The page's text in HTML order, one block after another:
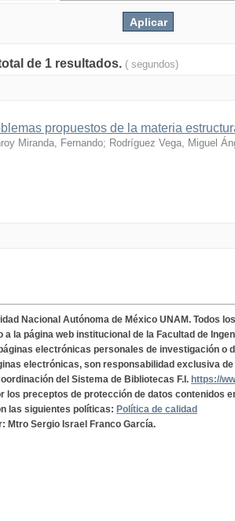
de 1 resultados. ( segundos)
propuestos de la materia
Miranda, Fernando; Rodríguez Vega, Miguel
Nacional Autónoma de México UNAM. Todos
a la página web institucional de la Facultad de
electrónicas personales de investigación o
electrónicas, son responsabilidad exclusiva
del Sistema de Bibliotecas F.I. https://
los preceptos de protección de datos contenidos
las siguientes políticas: Política de calidad
Mtro Sergio Israel Franco García.